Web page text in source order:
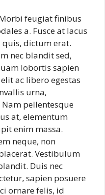
feugiat finibus
a. Fusce at lacus
dictum erat.
nec blandit sed,
lobortis sapien
ac libero egestas
urna,
pellentesque
at, elementum
enim massa.
neque, non
Vestibulum
Duis nec
sapien posuere
ornare felis, id